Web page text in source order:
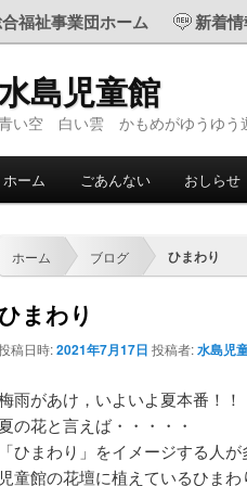
福祉事業団ホーム 新着
島児童館
い空 白い雲 かもめがゆうゆう
メ
コ
ン
テ
サ
ン
テ
ン
ホーム ごあんない おしらせ
ホーム ブログ ひまわり
まわり
稿日時:2021年7月17日 投稿者:水島児
雨があけ，いよいよ夏本番！！
夏の花と言えば・・・・・
「ひまわり」をイメージする人が
児童館の花壇に植えているひまわ